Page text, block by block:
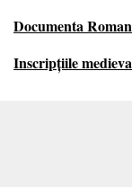
Documenta
Inscripțiile